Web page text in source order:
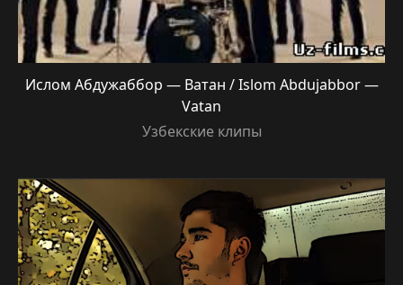
Ислом Абдужаббор — Ватан / Islom Abdujabbor —
Vatan
Узбекские клипы